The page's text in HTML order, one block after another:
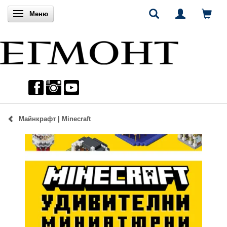
Включи навигацията
Меню
Майнкрафт | Minecraft